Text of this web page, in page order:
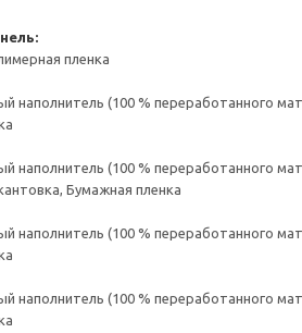
пленка
(100 % переработанного
(100 % переработанного
Бумажная пленка
(100 % переработанного
(100 % переработанного